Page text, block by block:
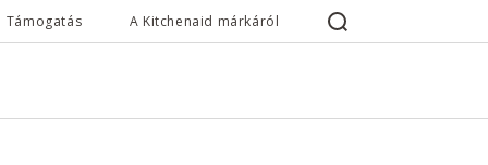
Támogatás A Kitchenaid márkáról